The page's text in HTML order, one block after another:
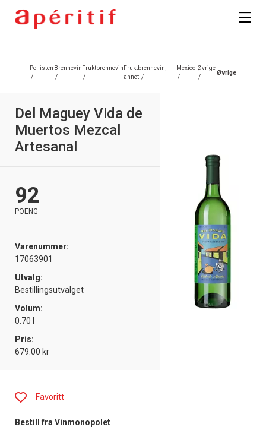
Pollisten
/
Brennevin
/
Fruktbrennevin
/
Fruktbrennevin,
annet /
Mexico
/
Øvrige
/
Øvrige
Del Maguey Vida de
Muertos Mezcal
Artesanal
92
POENG
Varenummer:
17063901
Utvalg:
Bestillingsutvalget
Volum:
0.70 l
Pris:
679.00 kr
Favoritt
Bestill fra Vinmonopolet